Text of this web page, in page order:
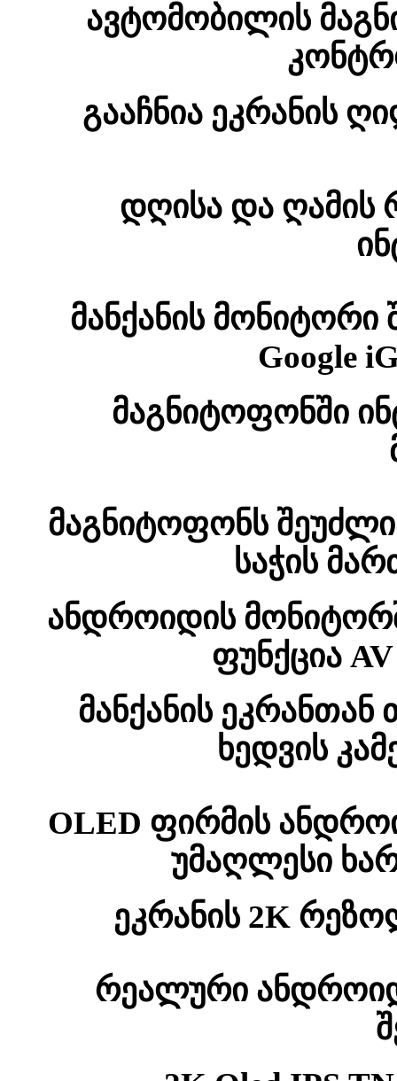
ავტომობილის
გააჩნია ეკრანის
დღისა და ღამის
მანქანის მონიტორი
Google
მაგნიტოფონში
მაგნიტოფონს
საჭის
ანდროიდის
ფუნქცია
მანქანის ეკრანთან
ხედვის
OLED ფირმის
უმაღლესი
ეკრანის 2K
რეალური